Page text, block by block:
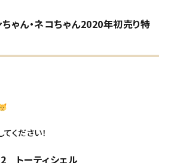
ゃん・ネコちゃん2020年初売り特
ください！
ーティシェル